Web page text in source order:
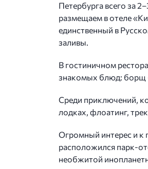
Петербурга всего за
размещаем в отеле
единственный в
заливы.
В гостиничном
знакомых блюд: борщ
Среди приключений,
лодках, флоатинг,
Огромный интерес и к
расположился парк-
необжитой